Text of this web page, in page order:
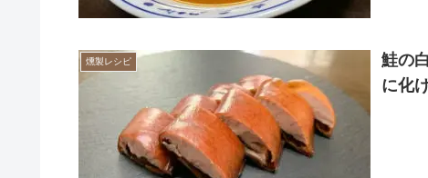
燻製レシピ
鮭の
に化